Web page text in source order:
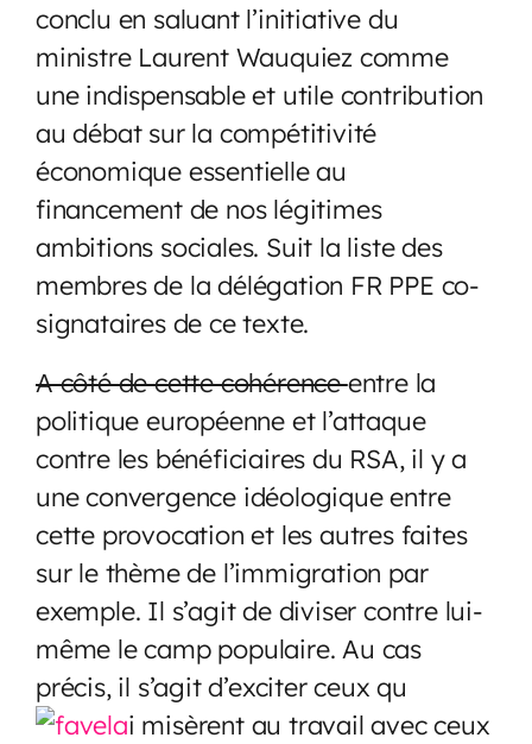
conclu en saluant l’initiative du
ministre Laurent Wauquiez comme
une indispensable et utile contribution
au débat sur la compétitivité
économique essentielle au
financement de nos légitimes
ambitions sociales. Suit la liste des
membres de la délégation FR PPE co-
signataires de ce texte.
A côté de cette cohérenceentre la
politique européenne et l’attaque
contre les bénéficiaires du RSA, il y a
une convergence idéologique entre
cette provocation et les autres faites
sur le thème de l’immigration par
exemple. Il s’agit de diviser contre lui-
même le camp populaire. Au cas
précis, il s’agit d’exciter ceux qu
i misèrent au travail avec ceux